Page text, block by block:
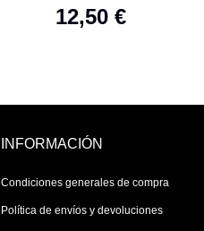
12,50 €
INFORMACIÓN
Condiciones generales de compra
Política de envíos y devoluciones